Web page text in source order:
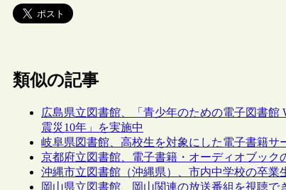
類似の記事
広島県立図書館、「青少年のための電子図書
震災10年」を実施中
岐阜県図書館、高校生を対象にした電子書籍サ
京都府立図書館、電子書籍・オーディオブック
沖縄市立図書館（沖縄県）、市内中学校の卒
岡山県立図書館、岡山関連の放送番組を視聴